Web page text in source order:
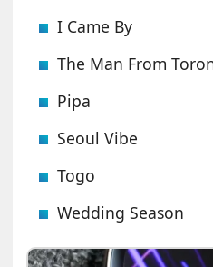
I Came By
The Man From
Pipa
Seoul Vibe
Togo
Wedding Season